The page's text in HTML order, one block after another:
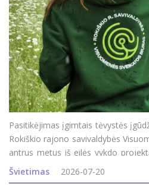
Pasitikėjimas įgimtais tėvystės
Rokiškio rajono savivaldybės
antrus metus iš eilės vykdo
sveikatos stiprinimas“ ir rajono
programoj
Švietimas 2026-07-20